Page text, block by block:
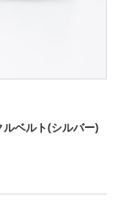
ルベルト(シルバー)